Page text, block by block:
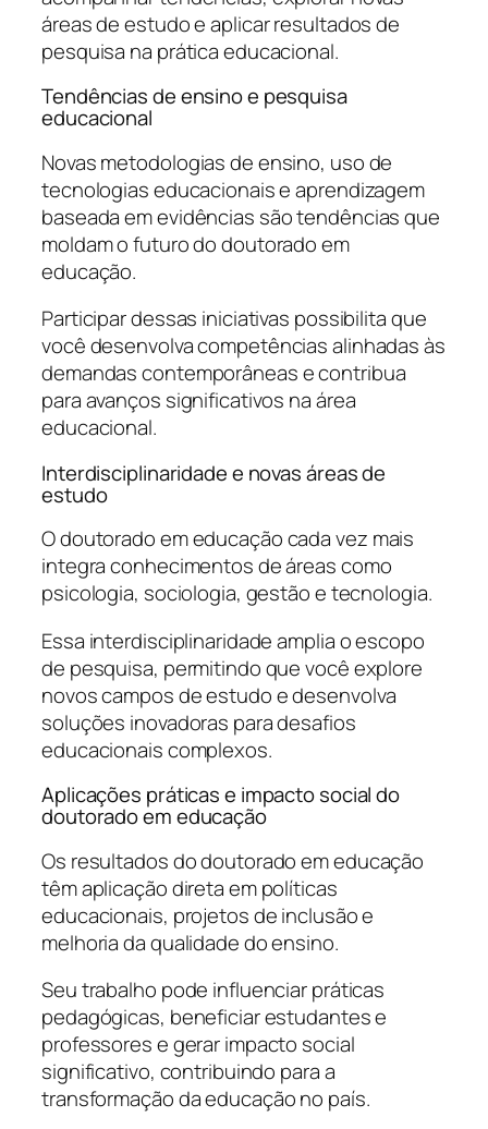
áreas de estudo e aplicar resultados de
pesquisa na prática educacional.
Tendências de ensino e pesquisa
educacional
Novas metodologias de ensino, uso de
tecnologias educacionais e aprendizagem
baseada em evidências são tendências que
moldam o futuro do doutorado em
educação.
Participar dessas iniciativas possibilita que
você desenvolva competências alinhadas às
demandas contemporâneas e contribua
para avanços significativos na área
educacional.
Interdisciplinaridade e novas áreas de
estudo
O doutorado em educação cada vez mais
integra conhecimentos de áreas como
psicologia, sociologia, gestão e tecnologia.
Essa interdisciplinaridade amplia o escopo
de pesquisa, permitindo que você explore
novos campos de estudo e desenvolva
soluções inovadoras para desafios
educacionais complexos.
Aplicações práticas e impacto social do
doutorado em educação
Os resultados do doutorado em educação
têm aplicação direta em políticas
educacionais, projetos de inclusão e
melhoria da qualidade do ensino.
Seu trabalho pode influenciar práticas
pedagógicas, beneficiar estudantes e
professores e gerar impacto social
significativo, contribuindo para a
transformação da educação no país.